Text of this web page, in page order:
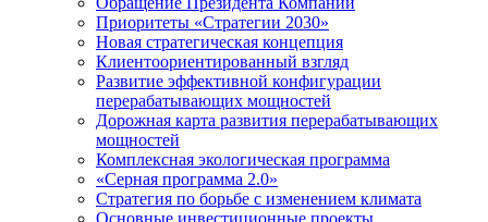
Приоритеты «Стратегии 2030»
Новая стратегическая концепция
Клиентоориентированный взгляд
Развитие эффективной конфигурации
перерабатывающих мощностей
Дорожная карта развития перерабатывающих
мощностей
Комплексная экологическая программа
«Серная программа 2.0»
Стратегия по борьбе с изменением климата
Основные инвестиционные проекты